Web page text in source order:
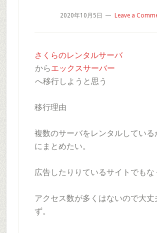
2020年10月5日 Leave a
さくらのレンタルサーバ
からエックスサーバー
へ移行しようと思う
移行理由
複数のサーバをレンタルしている
にまとめたい。
広告したりりているサイトでもな
アクセス数が多くはないので大丈
ず。